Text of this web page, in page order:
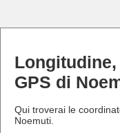
GPS di
Qui troverai le
Noemuti.